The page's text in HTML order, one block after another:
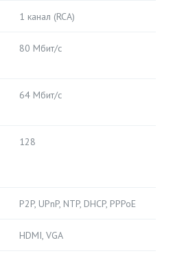
1 канал (RCA)
80 Мбит/с
64 Мбит/с
128
P2P, UPnP, NTP, DHCP, PPPoE
HDMI, VGA